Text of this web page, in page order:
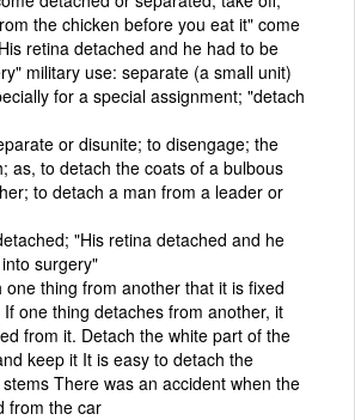
the chicken before you eat it" come
retina detached and he had to be
military use: separate (a small unit)
for a special assignment; "detach
or disunite; to disengage; the
as, to detach the coats of a bulbous
to detach a man from a leader or
"His retina detached and he
surgery"
one thing from another that it is fixed
one thing detaches from another, it
from it. Detach the white part of the
keep it It is easy to detach the
There was an accident when the
from the car